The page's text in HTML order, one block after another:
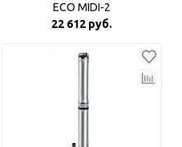
ECO MIDI-2
22 612 руб.